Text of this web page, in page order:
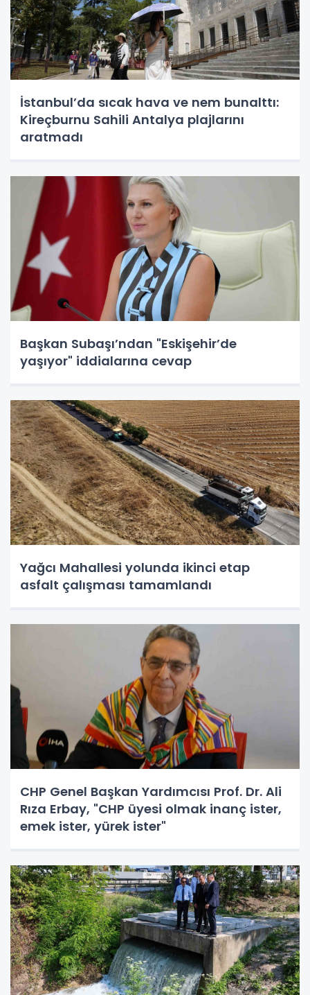
İstanbul’da sıcak hava ve nem bunalttı:
Kireçburnu Sahili Antalya plajlarını
aratmadı
Başkan Subaşı’ndan "Eskişehir’de
yaşıyor" iddialarına cevap
Yağcı Mahallesi yolunda ikinci etap
asfalt çalışması tamamlandı
CHP Genel Başkan Yardımcısı Prof. Dr. Ali
Rıza Erbay, "CHP üyesi olmak inanç ister,
emek ister, yürek ister"